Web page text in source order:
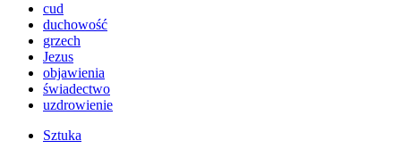
cud
duchowość
grzech
Jezus
objawienia
świadectwo
uzdrowienie
Sztuka